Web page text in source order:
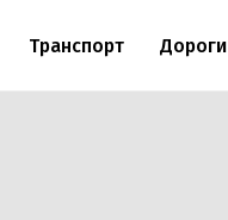
Транспорт Дороги